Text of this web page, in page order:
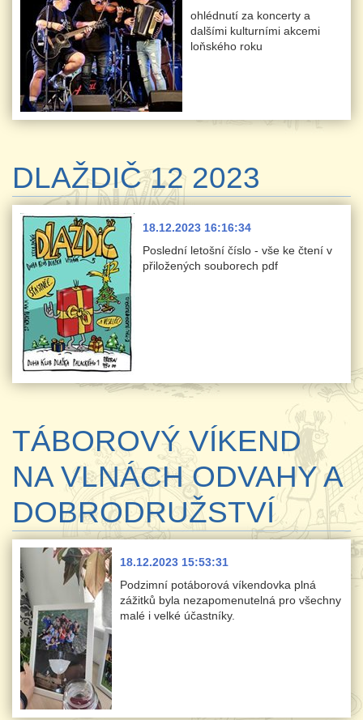
ohlédnutí za koncerty a
dalšími kulturními akcemi
loňského roku
DLAŽDIČ 12 2023
18.12.2023 16:16:34
Poslední letošní číslo - vše ke čtení v
přiložených souborech pdf
TÁBOROVÝ VÍKEND
NA VLNÁCH ODVAHY A
DOBRODRUŽSTVÍ
18.12.2023 15:53:31
Podzimní potáborová víkendovka plná
zážitků byla nezapomenutelná pro všechny
malé i velké účastníky.